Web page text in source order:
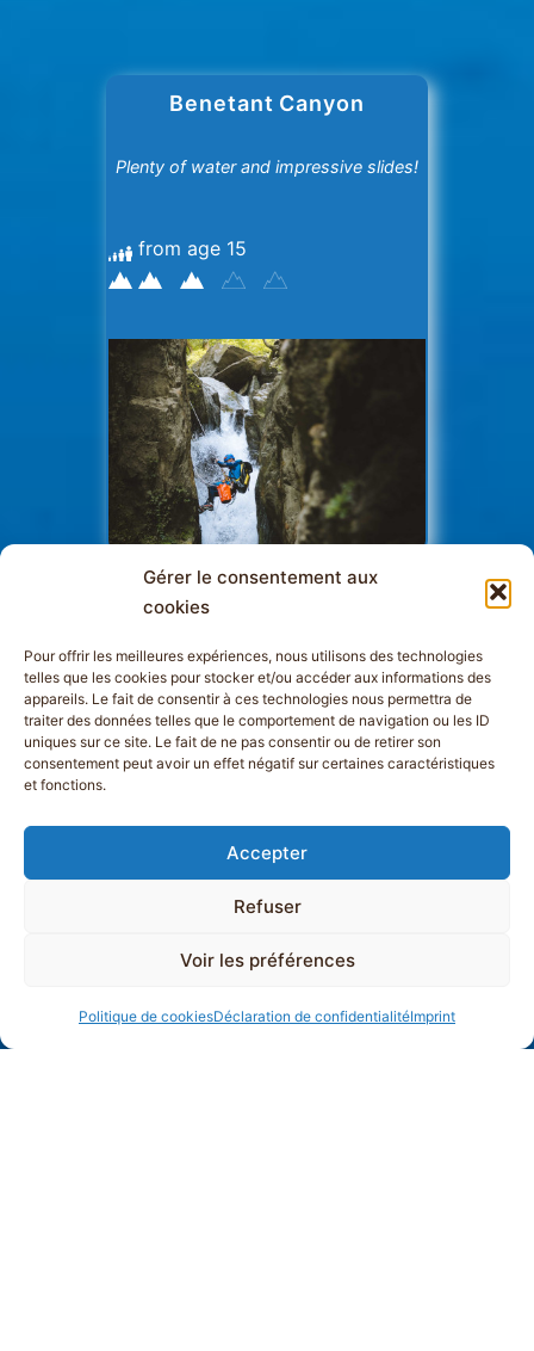
Gérer le consentement aux
cookies
Pour offrir les meilleures expériences, nous utilisons des technologies
telles que les cookies pour stocker et/ou accéder aux informations des
appareils. Le fait de consentir à ces technologies nous permettra de
traiter des données telles que le comportement de navigation ou les ID
uniques sur ce site. Le fait de ne pas consentir ou de retirer son
consentement peut avoir un effet négatif sur certaines caractéristiques
et fonctions.
Accepter
Refuser
Voir les préférences
Politique de cookiesDéclaration de confidentialitéImprint
Benetant Canyon
Plenty of water and impressive slides!
from age 15